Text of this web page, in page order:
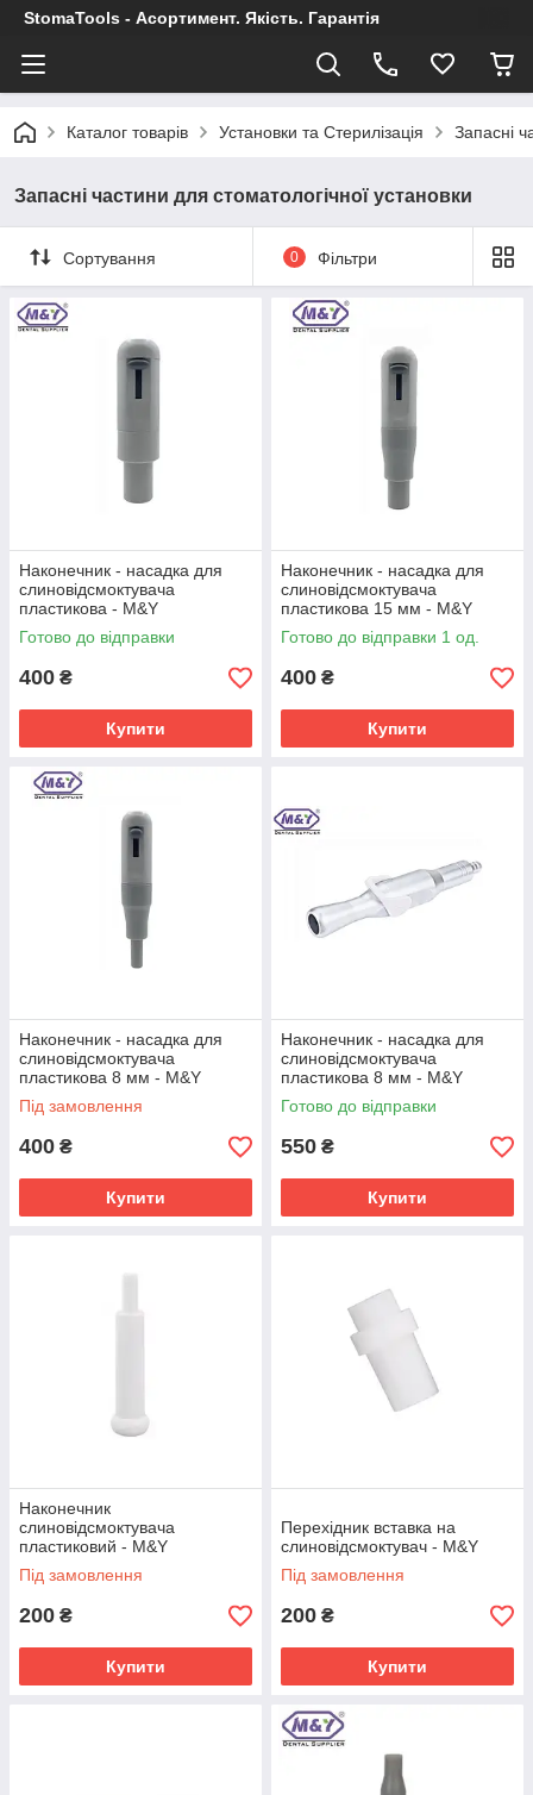
StomaTools - Асортимент. Якість. Гарантія
Каталог товарів Установки та Стерилізація Запасні
Запасні частини для стоматологічної установки
Сортування 0 Фільтри
Наконечник - насадка для
слиновідсмоктувача
пластикова - M&Y
Готово до відправки
400 ₴
Купити
Наконечник - насадка для
слиновідсмоктувача
пластикова 15 мм - M&Y
Готово до відправки 1 од.
400 ₴
Купити
Наконечник - насадка для
слиновідсмоктувача
пластикова 8 мм - M&Y
Під замовлення
400 ₴
Купити
Наконечник - насадка для
слиновідсмоктувача
пластикова 8 мм - M&Y
Готово до відправки
550 ₴
Купити
Наконечник
слиновідсмоктувача
пластиковий - M&Y
Під замовлення
200 ₴
Купити
Перехідник вставка на
слиновідсмоктувач - M&Y
Під замовлення
200 ₴
Купити